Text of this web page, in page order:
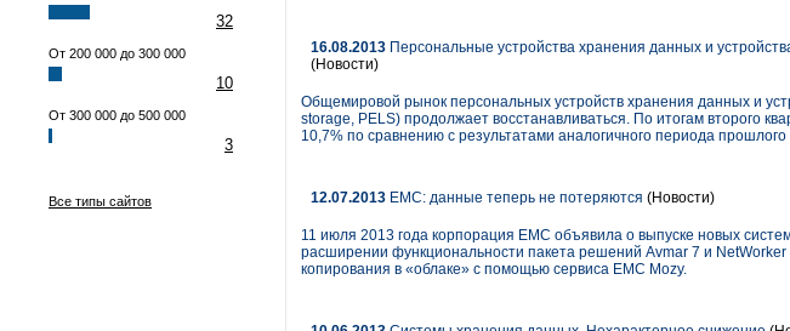
32
От 200 000 до 300 000
10
От 300 000 до 500 000
3
Все типы сайтов
16.08.2013 Персональные устройства хранения данных и
(Новости)
Общемировой рынок персональных устройств хранения данных и
storage, PELS) продолжает восстанавливаться. По итогам второго
10,7% по сравнению с результатами аналогичного периода
12.07.2013 EMC: данные теперь не потеряются (Новости)
11 июля 2013 года корпорация EMC объявила о выпуске новых
расширении функциональности пакета решений Avmar 7 и
копирования в «облаке» с помощью сервиса EMC Mozy.